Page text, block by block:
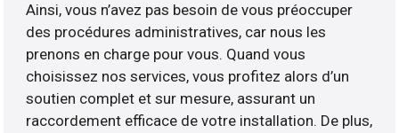
Ainsi, vous n’avez pas besoin de vous préoccuper
des procédures administratives, car nous les
prenons en charge pour vous. Quand vous
choisissez nos services, vous profitez alors d’un
soutien complet et sur mesure, assurant un
raccordement efficace de votre installation. De plus,